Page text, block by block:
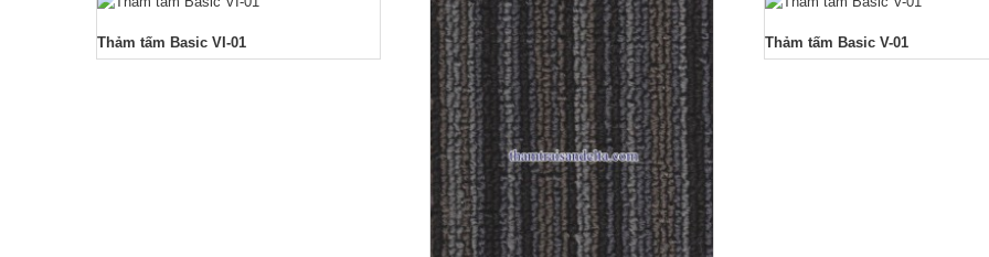
Thảm tấm Basic VI-01 Thảm tấm Basic V-01